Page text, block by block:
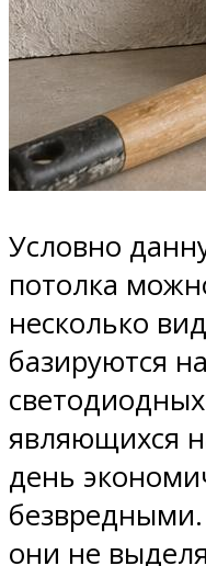
Условно
потолка
несколько
базируются
являющихся
день
они не